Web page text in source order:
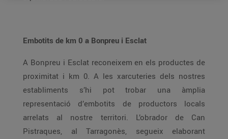
Embotits de km 0 a Bonpreu i Esclat
A Bonpreu i Esclat reconeixem en els productes de
proximitat i km 0. A les xarcuteries dels nostres
establiments s’hi pot trobar una àmplia
representació d’embotits de productors locals
arrelats al nostre territori. L’obrador de Can
Pistraques, al Tarragonès, segueix elaborant